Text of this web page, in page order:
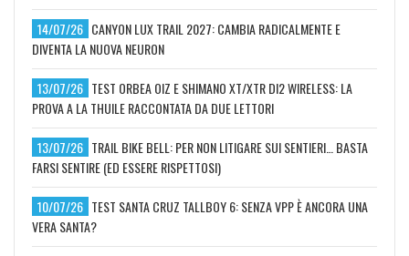
14/07/26 CANYON LUX TRAIL 2027: CAMBIA RADICALMENTE E
DIVENTA LA NUOVA NEURON
13/07/26 TEST ORBEA OIZ E SHIMANO XT/XTR DI2 WIRELESS: LA
PROVA A LA THUILE RACCONTATA DA DUE LETTORI
13/07/26 TRAIL BIKE BELL: PER NON LITIGARE SUI SENTIERI… BASTA
FARSI SENTIRE (ED ESSERE RISPETTOSI)
10/07/26 TEST SANTA CRUZ TALLBOY 6: SENZA VPP È ANCORA UNA
VERA SANTA?